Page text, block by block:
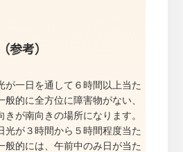
参考）
が一日を通して６時間以上当た
般的に全方位に障害物がない、
きが南向きの場所になります。
光が３時間から５時間程度当た
般的には、午前中のみ日が当た